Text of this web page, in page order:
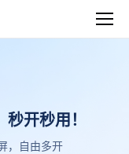
开秒用！
，自由多开